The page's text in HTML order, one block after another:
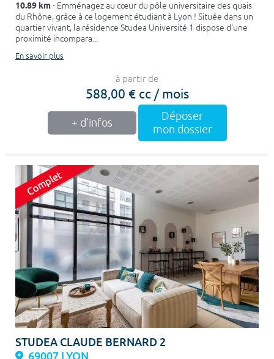
10.89 km- Emménagez au cœur du pôle universitaire des quais
du Rhône, grâce à ce logement étudiant à Lyon ! Située dans un
quartier vivant, la résidence Studea Université 1 dispose d’une
proximité incompara...
En savoir plus
à partir de
588,00 € cc / mois
+ d'infos
Déposer
mon dossier
STUDEA CLAUDE BERNARD 2
69007 LYON